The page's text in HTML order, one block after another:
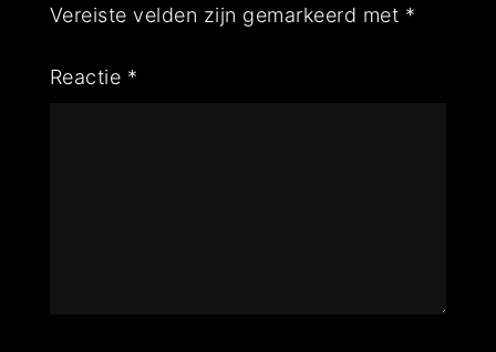
Vereiste velden zijn gemarkeerd met *
Reactie *